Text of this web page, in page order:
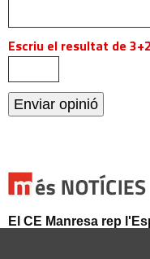
Escriu el resultat de
El CE Manresa rep